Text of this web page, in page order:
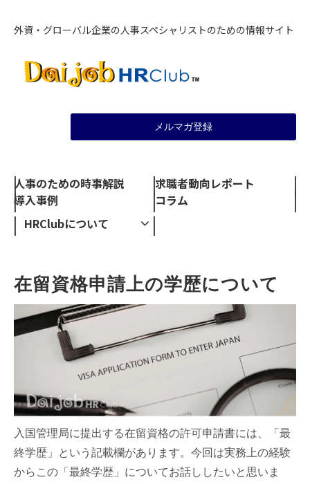
外資・グローバル企業の人事スペシャリストのための情報サイト
メルマガ登録
人事のための時事解説
求職者動向レポート
導入事例
コラム
HRClubについて
在留資格申請上の学歴について
入国管理局に提出する在留資格の許可申請書には、「最
終学歴」という記載欄があります。今回は実務上の経験
からこの「最終学歴」についてお話ししたいと思いま